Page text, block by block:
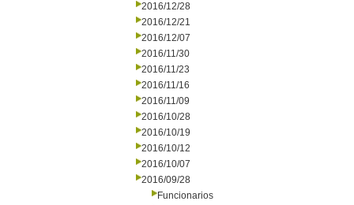
2016/12/28
2016/12/21
2016/12/07
2016/11/30
2016/11/23
2016/11/16
2016/11/09
2016/10/28
2016/10/19
2016/10/12
2016/10/07
2016/09/28
Funcionarios